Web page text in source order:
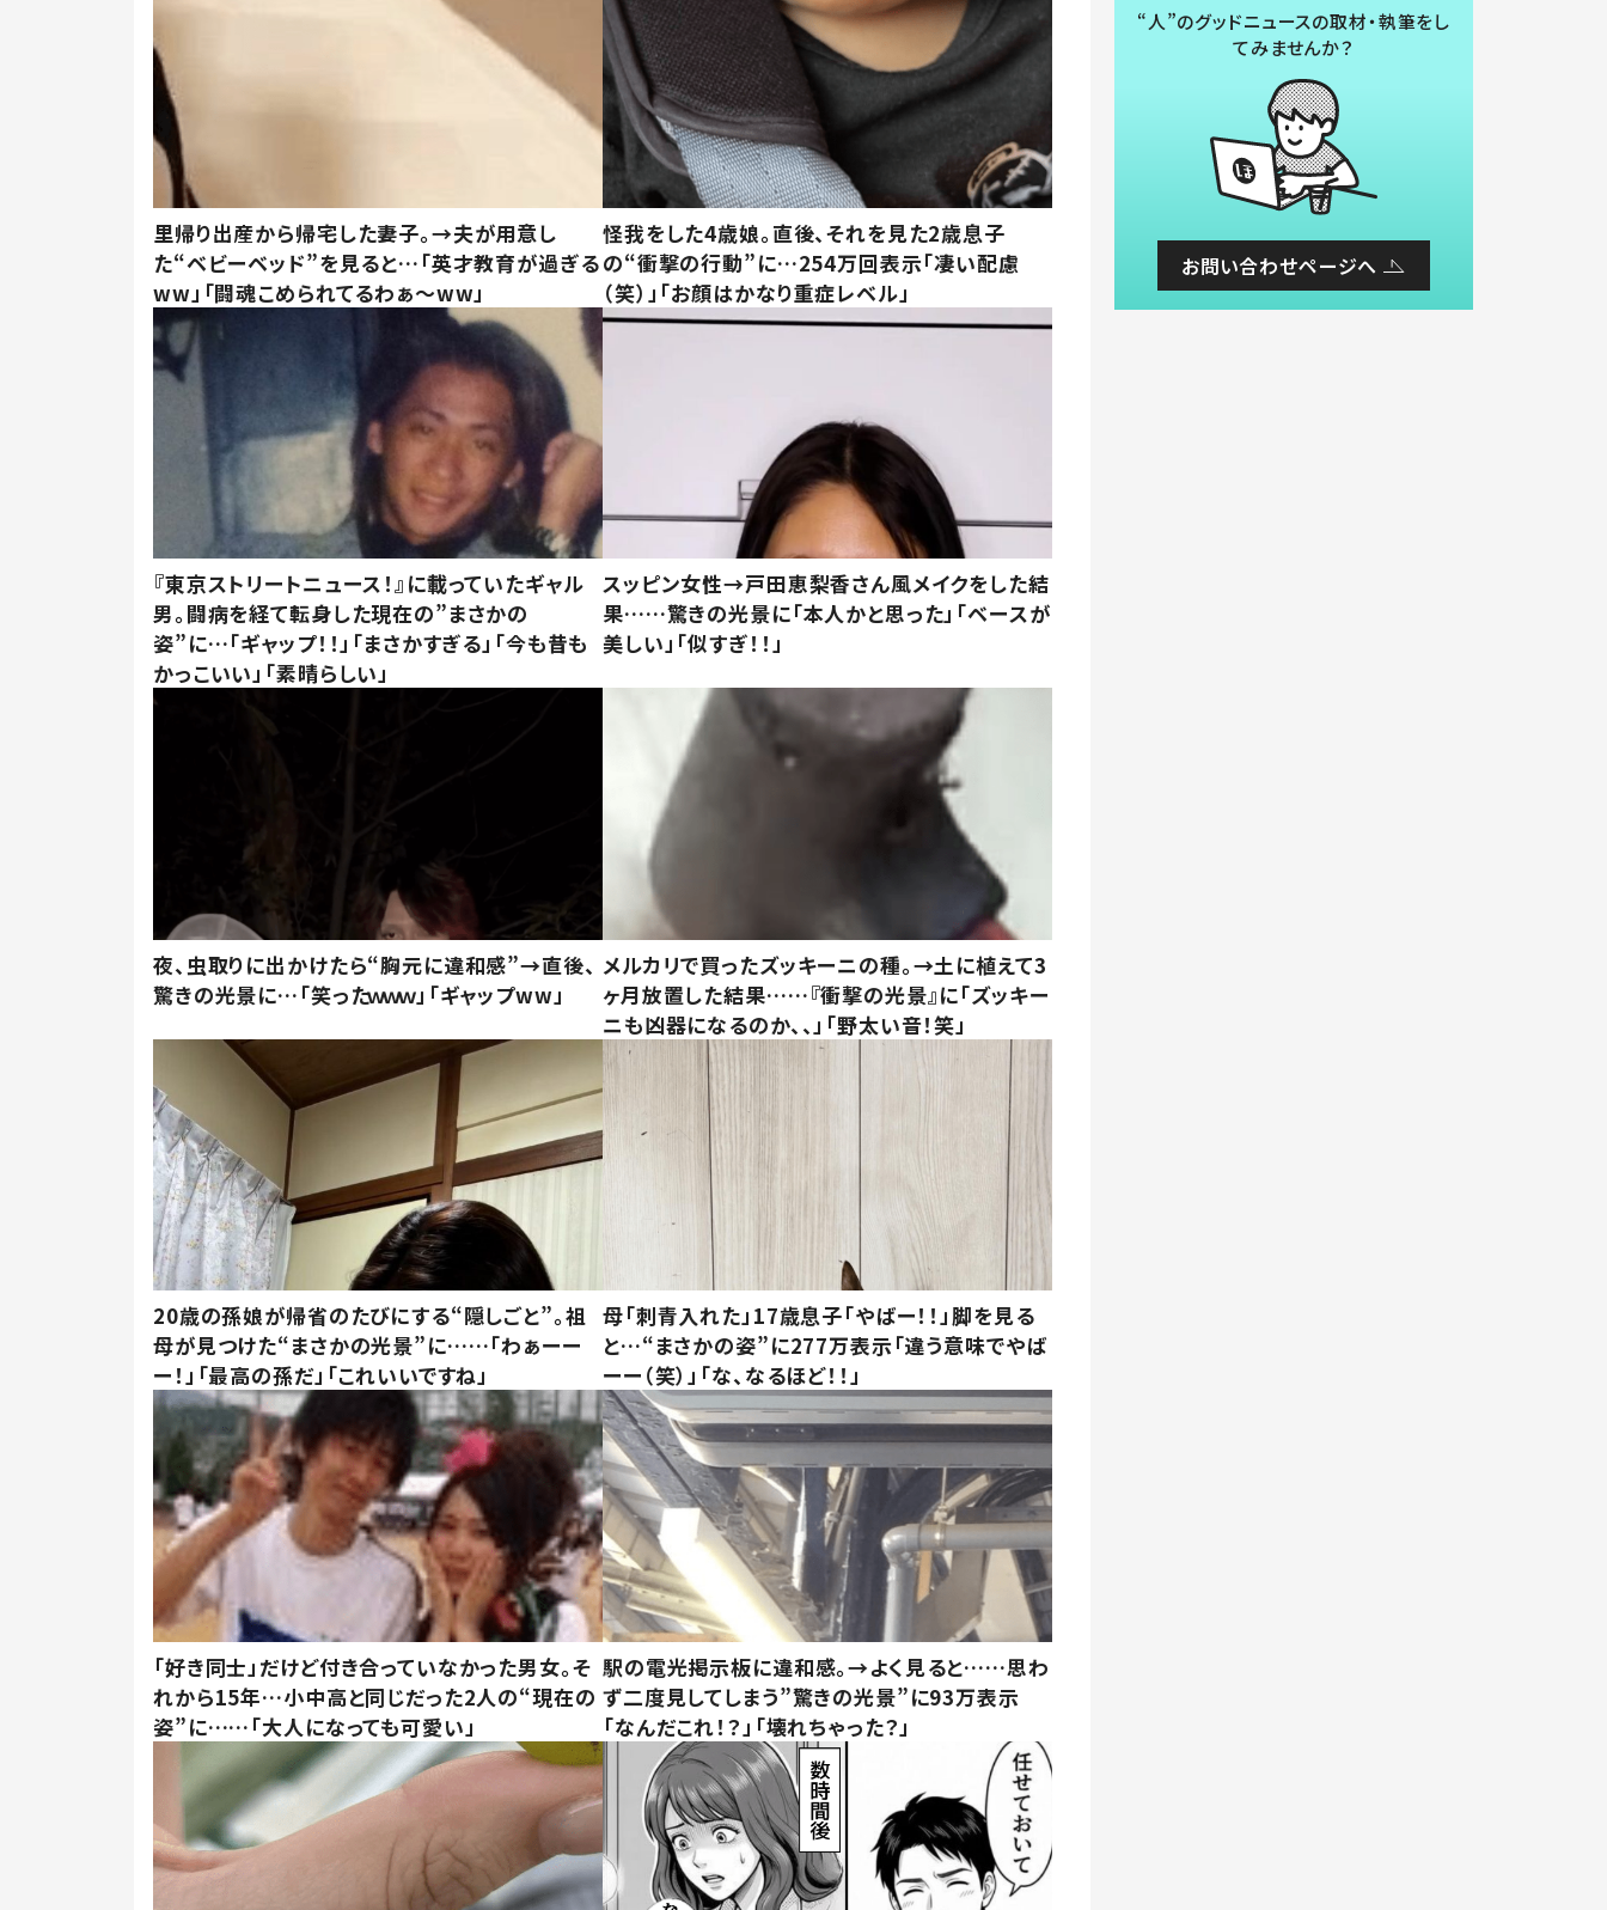
里帰り出産から帰宅した妻子。→夫が用意し
た“ベビーベッド”を見ると…「英才教育が過ぎる
ww」「闘魂こめられてるわぁ～ww」
怪我をした4歳娘。直後、それを見た2歳息子
の“衝撃の行動”に…254万回表示「凄い配慮
（笑）」「お顔はかなり重症レベル」
『東京ストリートニュース！』に載っていたギャル
男。闘病を経て転身した現在の”まさかの
姿”に…「ギャップ！！」「まさかすぎる」「今も昔も
かっこいい」「素晴らしい」
スッピン女性→戸田恵梨香さん風メイクをした結
果……驚きの光景に「本人かと思った」「ベースが
美しい」「似すぎ！！」
夜、虫取りに出かけたら“胸元に違和感”→直後、
驚きの光景に…「笑ったｗｗｗ」「ギャップww」
メルカリで買ったズッキーニの種。→土に植えて3
ヶ月放置した結果……『衝撃の光景』に「ズッキー
ニも凶器になるのか、、」「野太い音！笑」
20歳の孫娘が帰省のたびにする“隠しごと”。祖
母が見つけた“まさかの光景”に……「わぁーー
ー！」「最高の孫だ」「これいいですね」
母「刺青入れた」17歳息子「やばー！！」脚を見る
と…“まさかの姿”に277万表示「違う意味でやば
ーー（笑）」「な、なるほど！！」
「好き同士」だけど付き合っていなかった男女。そ
れから15年…小中高と同じだった2人の“現在の
姿”に……「大人になっても可愛い」
駅の電光掲示板に違和感。→よく見ると……思わ
ず二度見してしまう”驚きの光景”に93万表示
「なんだこれ！？」「壊れちゃった？」
“人”のグッドニュースの取材・執筆をし
てみませんか？
お問い合わせページへ